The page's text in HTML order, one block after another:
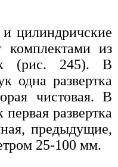
цилиндричские
комплектами из
(рис. 245). В
одна развертка
чистовая. В
развертка
предыдущие,
25-100 мм.